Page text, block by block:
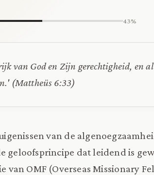
43%
van God en Zijn gerechtigheid, en
(Mattheüs 6:33)
van de
geloofsprincipe dat leidend is
van OMF (Overseas Missionary